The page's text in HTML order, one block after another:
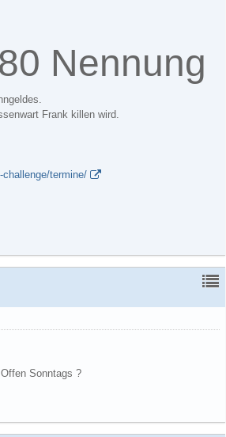
80 Nennung
Frank killen wird.
challenge/termine/
Sonntags ?